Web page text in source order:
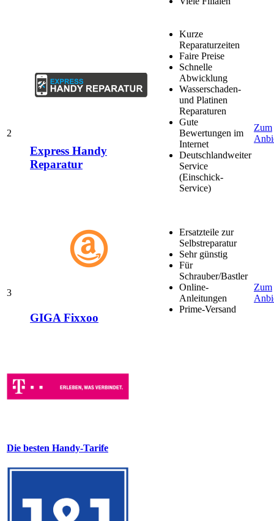
2
Express Handy
Reparatur
Kurze
Reparaturzeiten
Faire Preise
Schnelle
Abwicklung
Wasserschaden-
und Platinen
Reparaturen
Gute
Bewertungen im
Internet
Deutschlandweiter
Service
(Einschick-
Service)
Zum
3
GIGA Fixxoo
Ersatzteile zur
Selbstreparatur
Sehr günstig
Für
Schrauber/Bastler
Online-
Anleitungen
Prime-Versand
Zum
Die besten Handy-Tarife